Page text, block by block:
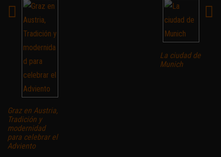
Graz en Austria,
Tradición y
modernidad
para celebrar el
Adviento
La ciudad de
Munich